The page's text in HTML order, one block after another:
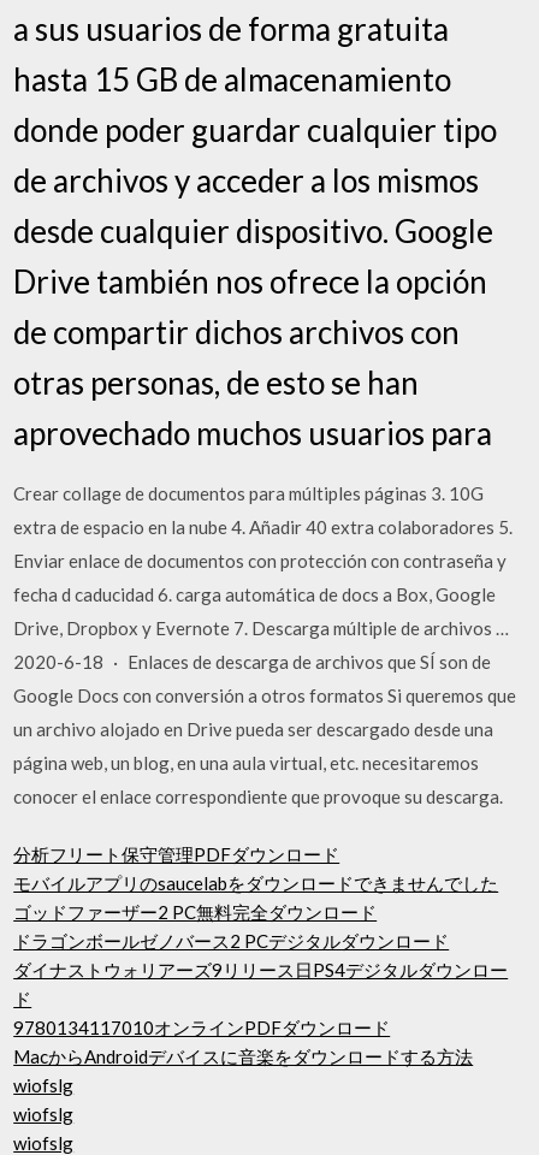
a sus usuarios de forma gratuita
hasta 15 GB de almacenamiento
donde poder guardar cualquier tipo
de archivos y acceder a los mismos
desde cualquier dispositivo. Google
Drive también nos ofrece la opción
de compartir dichos archivos con
otras personas, de esto se han
aprovechado muchos usuarios para
Crear collage de documentos para múltiples páginas 3. 10G
extra de espacio en la nube 4. Añadir 40 extra colaboradores 5.
Enviar enlace de documentos con protección con contraseña y
fecha d caducidad 6. carga automática de docs a Box, Google
Drive, Dropbox y Evernote 7. Descarga múltiple de archivos …
2020-6-18 · Enlaces de descarga de archivos que SÍ son de
Google Docs con conversión a otros formatos Si queremos que
un archivo alojado en Drive pueda ser descargado desde una
página web, un blog, en una aula virtual, etc. necesitaremos
conocer el enlace correspondiente que provoque su descarga.
分析フリート保守管理PDFダウンロード
モバイルアプリのsaucelabをダウンロードできませんでした
ゴッドファーザー2 PC無料完全ダウンロード
ドラゴンボールゼノバース2 PCデジタルダウンロード
ダイナストウォリアーズ9リリース日PS4デジタルダウンロー
ド
9780134117010オンラインPDFダウンロード
MacからAndroidデバイスに音楽をダウンロードする方法
wiofslg
wiofslg
wiofslg